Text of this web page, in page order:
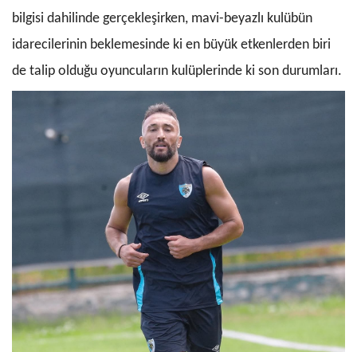
bilgisi dahilinde gerçekleşirken, mavi-beyazlı kulübün
idarecilerinin beklemesinde ki en büyük etkenlerden biri
de talip olduğu oyuncuların kulüplerinde ki son durumları.